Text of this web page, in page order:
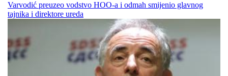
Varvodić preuzeo vodstvo HOO-a i odmah smijenio glavnog
tajnika i direktore ureda